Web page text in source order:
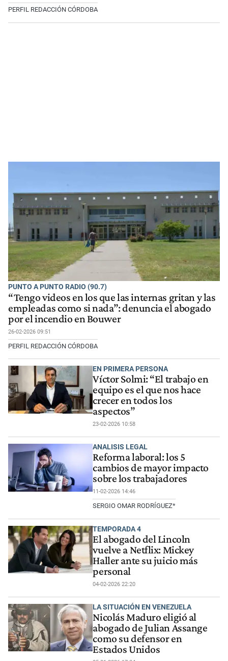
PERFIL REDACCIÓN CÓRDOBA
PUNTO A PUNTO RADIO (90.7)
“Tengo videos en los que las internas gritan y las
empleadas como si nada”: denuncia el abogado
por el incendio en Bouwer
26-02-2026 09:51
PERFIL REDACCIÓN CÓRDOBA
EN PRIMERA PERSONA
Víctor Solmi: “El trabajo en
equipo es el que nos hace
crecer en todos los
aspectos”
23-02-2026 10:58
ANALISIS LEGAL
Reforma laboral: los 5
cambios de mayor impacto
sobre los trabajadores
11-02-2026 14:46
SERGIO OMAR RODRÍGUEZ*
TEMPORADA 4
El abogado del Lincoln
vuelve a Netflix: Mickey
Haller ante su juicio más
personal
04-02-2026 22:20
LA SITUACIÓN EN VENEZUELA
Nicolás Maduro eligió al
abogado de Julian Assange
como su defensor en
Estados Unidos